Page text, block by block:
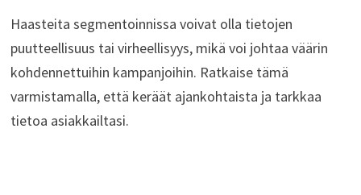
Haasteita segmentoinnissa voivat olla tietojen
puutteellisuus tai virheellisyys, mikä voi johtaa väärin
kohdennettuihin kampanjoihin. Ratkaise tämä
varmistamalla, että keräät ajankohtaista ja tarkkaa
tietoa asiakkailtasi.